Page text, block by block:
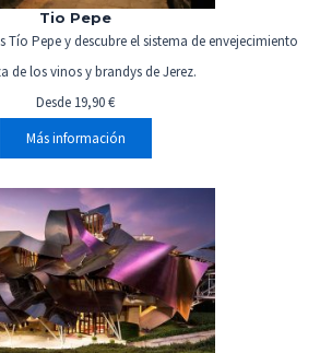
Tio Pepe
Tío Pepe y descubre el sistema de envejecimiento
de los vinos y brandys de Jerez.
Desde 19,90 €
Más información